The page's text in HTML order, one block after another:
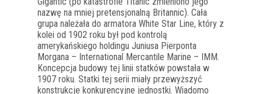
nazwę na mniej pretensjonalną Britannic). Cała
grupa należała do armatora White Star Line, który z
kolei od 1902 roku był pod kontrolą
amerykańskiego holdingu Juniusa Pierponta
Morgana – International Mercantile Marine – IMM.
Koncepcja budowy tej linii statków powstała w
1907 roku. Statki tej serii miały przewyższyć
konstrukcje konkurencyjne jednostki. Wiadomo